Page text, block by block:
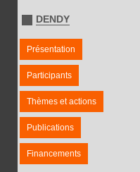
DENDY
Présentation
Participants
Thèmes et actions
Publications
Financements